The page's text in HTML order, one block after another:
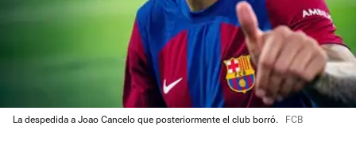
La despedida a Joao Cancelo que posteriormente el club borró. FCB